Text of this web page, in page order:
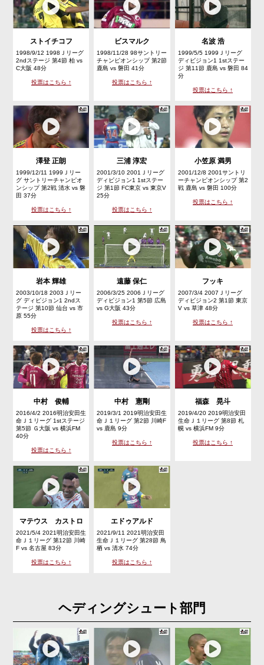
ストイチコフ
1998/9/12 1998Ｊリーグ
2ndステージ 第4節 柏 vs
C大阪 48分
投票はこちら ↑
ビスマルク
1998/11/28 98サントリー
チャンピオンシップ 第2節
鹿島 vs 磐田 41分
投票はこちら ↑
名波 浩
1999/5/5 1999Ｊリーグ
ディビジョン1 1stステー
ジ 第11節 鹿島 vs 磐田 84
分
投票はこちら ↑
澤登 正朗
1999/12/11 1999Ｊリー
グ サントリーチャンピオ
ンシップ 第2戦 清水 vs 磐
田 37分
投票はこちら ↑
三浦 淳宏
2001/3/10 2001Ｊリーグ
ディビジョン1 1stステー
ジ 第1節 FC東京 vs 東京V
25分
投票はこちら ↑
小笠原 満男
2001/12/8 2001サントリ
ーチャンピオンシップ 第2
戦 鹿島 vs 磐田 100分
投票はこちら ↑
岩本 輝雄
2003/10/18 2003Ｊリー
グ ディビジョン1 2ndス
テージ 第10節 仙台 vs 市
原 55分
投票はこちら ↑
遠藤 保仁
2006/3/25 2006Ｊリーグ
ディビジョン1 第5節 広島
vs G大阪 43分
投票はこちら ↑
フッキ
2007/3/4 2007Ｊリーグ
ディビジョン2 第1節 東京
V vs 草津 48分
投票はこちら ↑
中村 俊輔
2016/4/2 2016明治安田生
命Ｊ１リーグ 1stステージ
第5節 Ｇ大阪 vs 横浜FM
40分
投票はこちら ↑
中村 憲剛
2019/3/1 2019明治安田生
命Ｊ１リーグ 第2節 川崎F
vs 鹿島 9分
投票はこちら ↑
福森 晃斗
2019/4/20 2019明治安田
生命Ｊ１リーグ 第8節 札
幌 vs 横浜FM 9分
投票はこちら ↑
マテウス カストロ
2021/5/4 2021明治安田生
命Ｊ１リーグ 第12節 川崎
F vs 名古屋 83分
投票はこちら ↑
エドゥアルド
2021/9/11 2021明治安田
生命Ｊ１リーグ 第28節 鳥
栖 vs 清水 74分
投票はこちら ↑
ヘディングシュート部門